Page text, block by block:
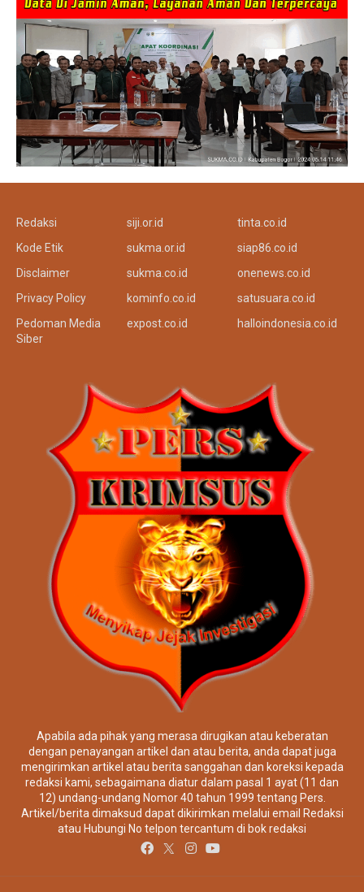
Redaksi
Kode Etik
Disclaimer
Privacy Policy
Pedoman Media
Siber
siji.or.id
sukma.or.id
sukma.co.id
kominfo.co.id
expost.co.id
tinta.co.id
siap86.co.id
onenews.co.id
satusuara.co.id
halloindonesia.co.id
Apabila ada pihak yang merasa dirugikan atau keberatan
dengan penayangan artikel dan atau berita, anda dapat juga
mengirimkan artikel atau berita sanggahan dan koreksi kepada
redaksi kami, sebagaimana diatur dalam pasal 1 ayat (11 dan
12) undang-undang Nomor 40 tahun 1999 tentang Pers.
Artikel/berita dimaksud dapat dikirimkan melalui email Redaksi
atau Hubungi No telpon tercantum di bok redaksi